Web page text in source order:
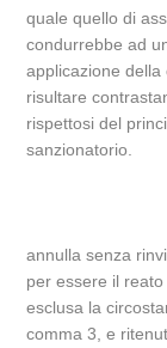
quale quello di
condurrebbe ad
applicazione
risultare
rispettosi del
sanzionatorio.
annulla senza
per essere il
esclusa la
comma 3, e